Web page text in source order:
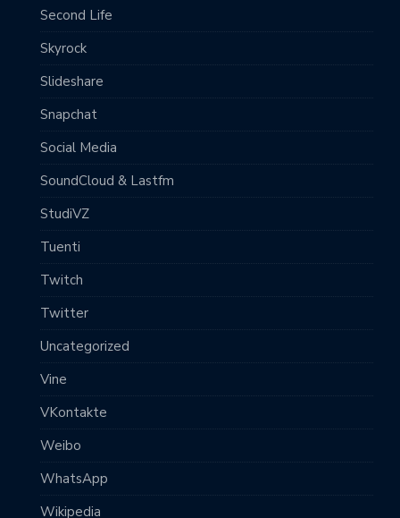
Second Life
Skyrock
Slideshare
Snapchat
Social Media
SoundCloud & Lastfm
StudiVZ
Tuenti
Twitch
Twitter
Uncategorized
Vine
VKontakte
Weibo
WhatsApp
Wikipedia